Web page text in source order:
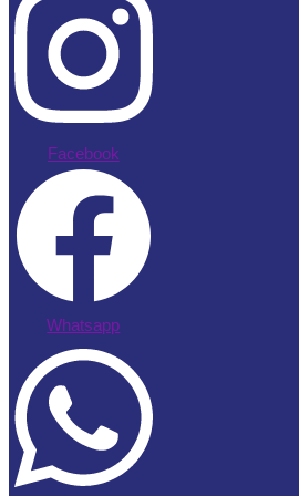
Facebook
Whatsapp